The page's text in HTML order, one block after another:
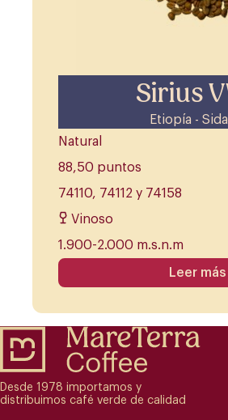
Sirius
Etiopía -
Natural
88,50 puntos
74110, 74112 y 74158
Vinoso
1.900-2.000 m.s.n.m
Leer más
Desde 1978 importamos y
distribuimos café verde de calidad